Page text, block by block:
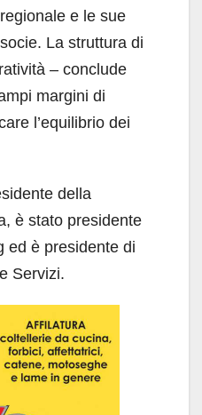
e le sue
La struttura di
– conclude
margini di
l’equilibrio dei
della
è stato presidente
ed è presidente di
Servizi.